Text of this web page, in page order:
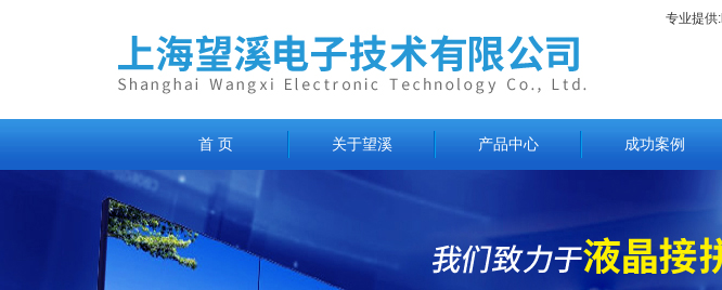
专业提供:
首 页 关于望溪 产品中心 成功案例